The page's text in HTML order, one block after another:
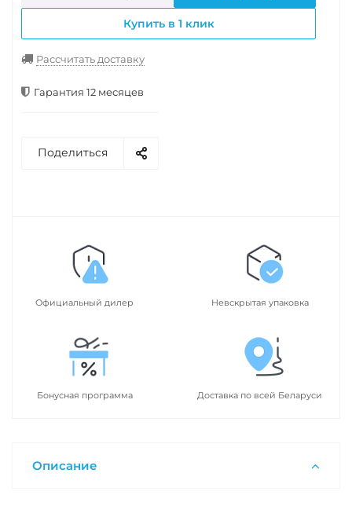
Купить в 1 клик
Рассчитать доставку
Гарантия 12 месяцев
Поделиться
Официальный дилер Невскрытая упаковка
Бонусная программа Доставка по всей Беларуси
Описание